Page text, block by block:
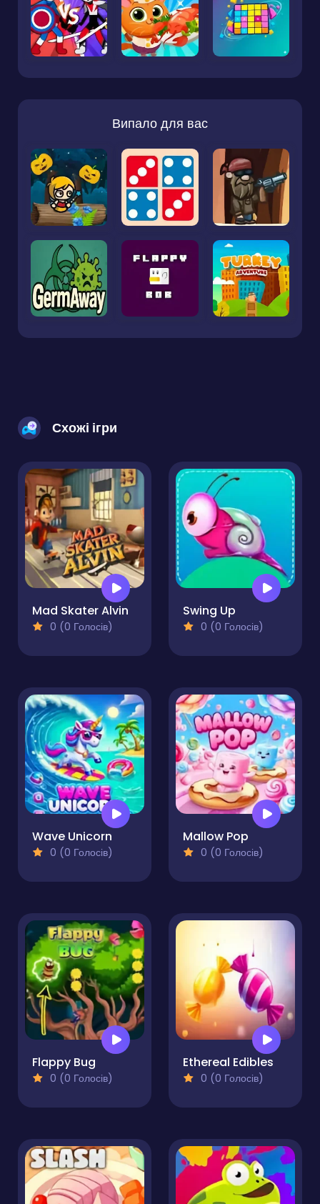
Випало для вас
Схожі ігри
Mad Skater Alvin
0 (0 Голосів)
Swing Up
0 (0 Голосів)
Wave Unicorn
0 (0 Голосів)
Mallow Pop
0 (0 Голосів)
Flappy Bug
0 (0 Голосів)
Ethereal Edibles
0 (0 Голосів)